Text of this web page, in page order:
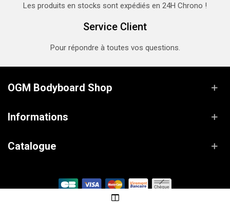
Les produits en stocks sont expédiés en 24H Chrono !
Service Client
Pour répondre à toutes vos questions.
OGM Bodyboard Shop
Informations
Catalogue